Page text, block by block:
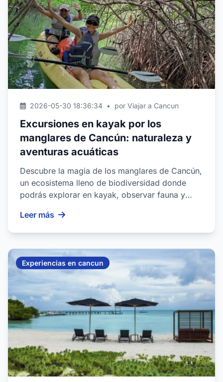
2026-05-30 18:36:34 • por Viajar a Cancun
Excursiones en kayak por los
manglares de Cancún: naturaleza y
aventuras acuáticas
Descubre la magia de los manglares de Cancún,
un ecosistema lleno de biodiversidad donde
podrás explorar en kayak, observar fauna y
Leer más
Experiencias en cancun